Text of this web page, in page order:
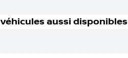
véhicules aussi disponibles